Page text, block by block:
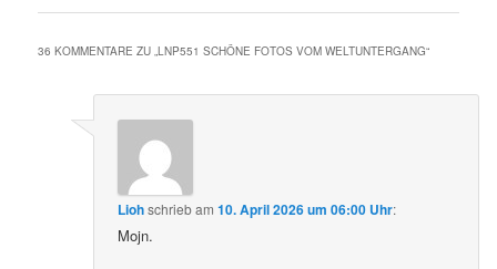
36 KOMMENTARE ZU „LNP551 SCHÖNE FOTOS VOM WELTUNTERGANG“
Liohschriebam10. April 2026 um 06:00 Uhr:
Mojn.